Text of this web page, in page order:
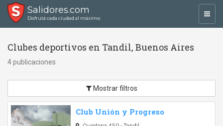
Salidores.com
Disfrutá cada ciudad al máximo
Clubes deportivos en Tandil, Buenos Aires
4 publicaciones
Mostrar filtros
Club Unión y Progreso